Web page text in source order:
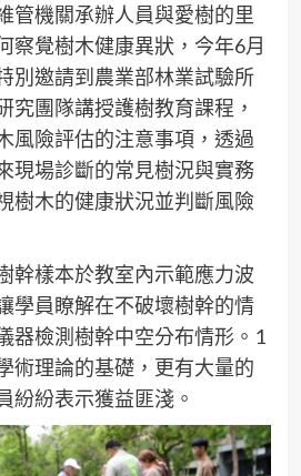
管機關承辦人員與愛樹的里
察覺樹木健康異狀，今年6月
別邀請到農業部林業試驗所
究團隊講授護樹教育課程，
風險評估的注意事項，透過
現場診斷的常見樹況與實務
樹木的健康狀況並判斷風險
幹樣本於教室內示範應力波
學員瞭解在不破壞樹幹的情
器檢測樹幹中空分布情形。1
術理論的基礎，更有大量的
紛紛表示獲益匪淺。